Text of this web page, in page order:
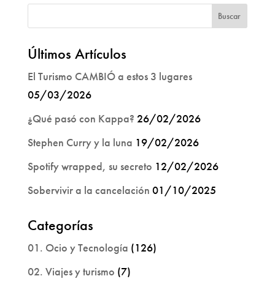
Últimos Artículos
El Turismo CAMBIÓ a estos 3 lugares
05/03/2026
¿Qué pasó con Kappa? 26/02/2026
Stephen Curry y la luna 19/02/2026
Spotify wrapped, su secreto 12/02/2026
Sobervivir a la cancelación 01/10/2025
Categorías
01. Ocio y Tecnología (126)
02. Viajes y turismo (7)